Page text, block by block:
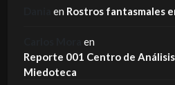
en Rostros fantasmales
en
Reporte 001 Centro de
Miedoteca